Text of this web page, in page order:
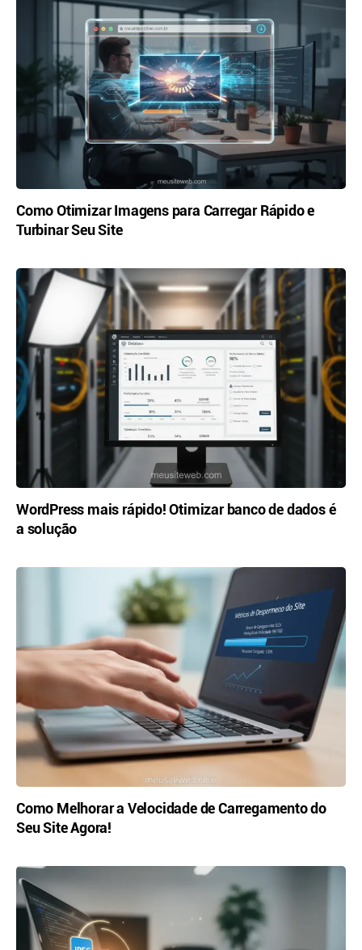
Como Otimizar Imagens para Carregar Rápido e
Turbinar Seu Site
WordPress mais rápido! Otimizar banco de dados é
a solução
Como Melhorar a Velocidade de Carregamento do
Seu Site Agora!